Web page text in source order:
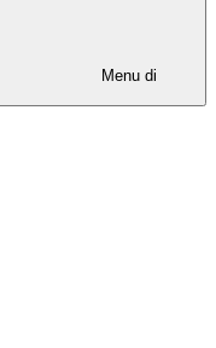
Menu di